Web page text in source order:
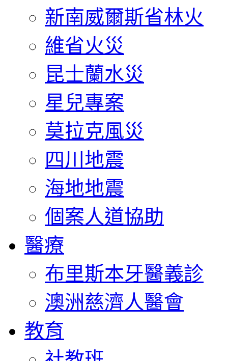
新南威爾斯省林火
維省火災
昆士蘭水災
星兒專案
莫拉克風災
四川地震
海地地震
個案人道協助
醫療
布里斯本牙醫義診
澳洲慈濟人醫會
教育